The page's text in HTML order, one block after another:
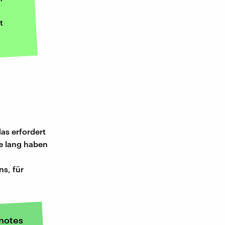
erfordert
lang haben
für